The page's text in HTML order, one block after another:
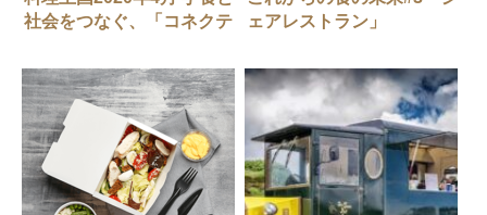
社会をつなぐ、「コネクテ
ェアレストラン」